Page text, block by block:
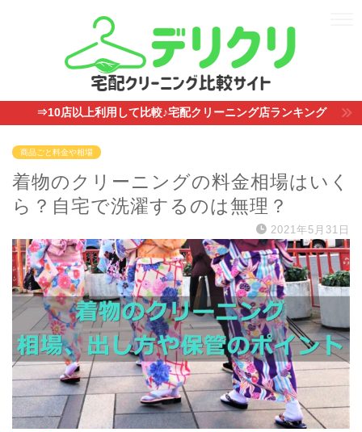
⇒10店以上利用して比較♪宅配クリーニング店ランキング
商品ごと料金や相場
着物のクリーニングの料金相場はいく
ら？自宅で洗濯するのは無理？
2021年5月31日